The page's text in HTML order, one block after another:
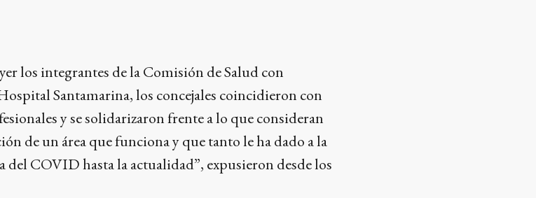
los integrantes de la Comisión de Salud con
Santamarina, los concejales coincidieron con
y se solidarizaron frente a lo que consideran
de un área que funciona y que tanto le ha dado a la
COVID hasta la actualidad”, expusieron desde los